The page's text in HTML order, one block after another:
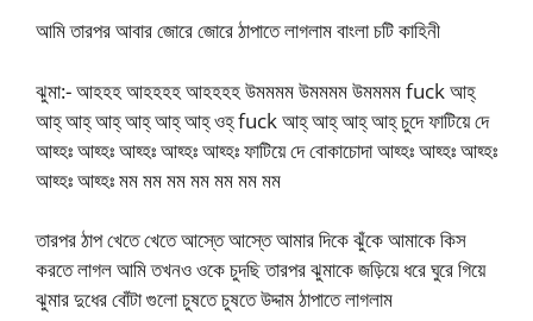
আমি তারপর আবার জোরে জোরে ঠাপাতে লাগলাম বাংলা চটি কাহিনী
ঝুমা:- আহহহ আহহহহ আহহহহ উমমমম উমমমম উমমমম fuck আহ্
আহ্ আহ্ আহ্ আহ্ আহ্ আহ্ ওহ্ fuck আহ্ আহ্ আহ্ আহ্ চুদে ফাটিয়ে দে
আহ্হঃ আহ্হঃ আহ্হঃ আহ্হঃ আহ্হঃ ফাটিয়ে দে বোকাচোদা আহ্হঃ আহ্হঃ আহ্হঃ
আহ্হঃ আহ্হঃ মম মম মম মম মম মম মম
তারপর ঠাপ খেতে খেতে আস্তে আস্তে আমার দিকে ঝুঁকে আমাকে কিস
করতে লাগল আমি তখনও ওকে চুদছি তারপর ঝুমাকে জড়িয়ে ধরে ঘুরে গিয়ে
ঝুমার দুধের বোঁটা গুলো চুষতে চুষতে উদ্দাম ঠাপাতে লাগলাম